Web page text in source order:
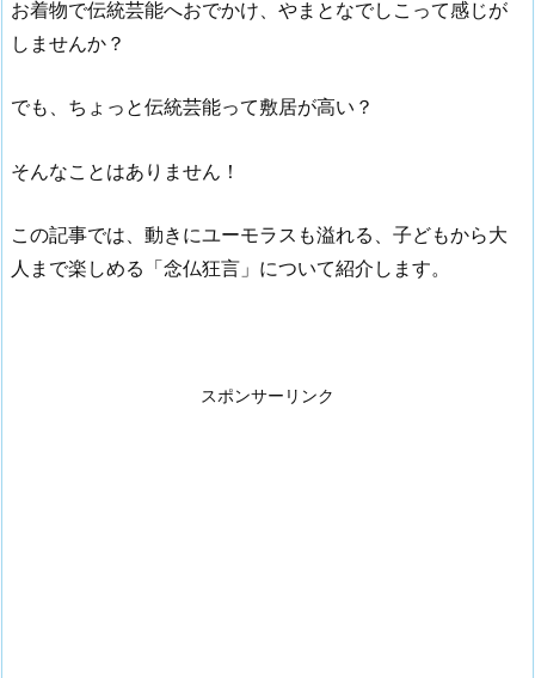
お着物で伝統芸能へおでかけ、やまとなでしこって感じが
しませんか？
でも、ちょっと伝統芸能って敷居が高い？
そんなことはありません！
この記事では、動きにユーモラスも溢れる、子どもから大
人まで楽しめる「念仏狂言」について紹介します。
スポンサーリンク